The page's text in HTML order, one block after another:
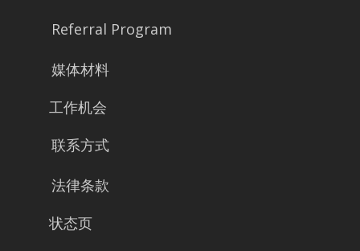
Referral Program
媒体材料
工作机会
联系方式
法律条款
状态页